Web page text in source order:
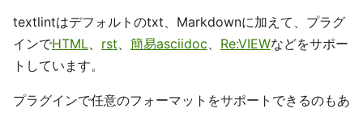
textlintはデフォルトのtxt、Markdownに加えて、プラグ
インでHTML、 rst、 簡易asciidoc、 Re:VIEWなどをサポー
トしています。
プラグインで任意のフォーマットをサポートできるのもあ